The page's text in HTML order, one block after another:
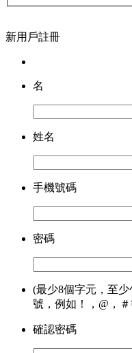
新用戶註冊
名
姓名
手機號碼
密碼
(最少8個字元，至
號，例如！，@，
確認密碼